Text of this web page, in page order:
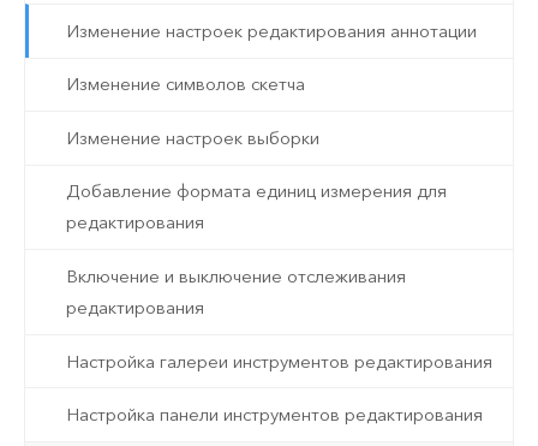
Изменение настроек редактирования аннотации
Изменение символов скетча
Изменение настроек выборки
Добавление формата единиц измерения для
редактирования
Включение и выключение отслеживания
редактирования
Настройка галереи инструментов редактирования
Настройка панели инструментов редактирования